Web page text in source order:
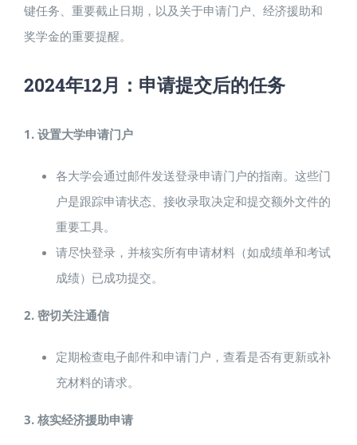
键任务、重要截止日期，以及关于申请门户、经济援助和
奖学金的重要提醒。
2024年12月：申请提交后的任务
1. 设置大学申请门户
各大学会通过邮件发送登录申请门户的指南。这些门
户是跟踪申请状态、接收录取决定和提交额外文件的
重要工具。
请尽快登录，并核实所有申请材料（如成绩单和考试
成绩）已成功提交。
2. 密切关注通信
定期检查电子邮件和申请门户，查看是否有更新或补
充材料的请求。
3. 核实经济援助申请